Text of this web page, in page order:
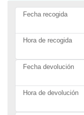
Fecha recogida
Hora de recogida
Fecha devolución
Hora de devolución